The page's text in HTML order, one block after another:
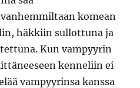
komean
häkkiin sullottuna ja
Kun vampyyrin
kenneliin ei
vampyyrinsa kanssa